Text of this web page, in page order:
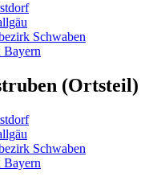
Schwaben
Bayern
(Ortsteil)
Schwaben
Bayern